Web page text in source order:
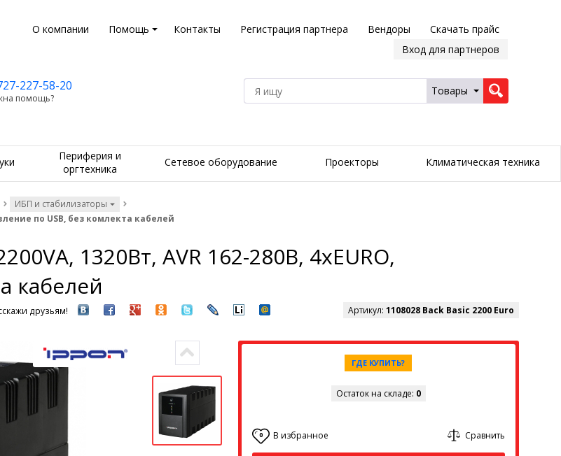
О компании Помощь Контакты Регистрация партнера Вендоры
Скачать прайс
Вход для партнеров
227-58-20
помощь?
Товары
Периферия и
оргтехника
Сетевое оборудование Проекторы Климатическая техника
ИБП и стабилизаторы
по USB, без комлекта кабелей
1320Вт, AVR 162-280В, 4хEURO,
кабелей
друзьям! Артикул: 1108028 Back Basic 2200 Euro
ГДЕ КУПИТЬ?
Остаток на складе: 0
0 В избранное Сравнить